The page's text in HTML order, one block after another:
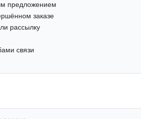
предложением
заказе
рассылку
связи